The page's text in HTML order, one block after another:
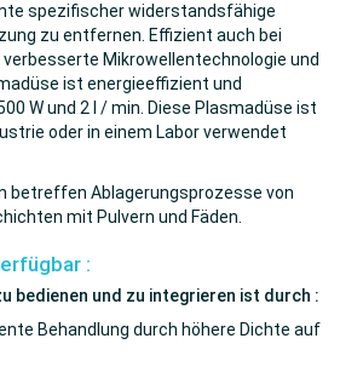
spezifischer widerstandsfähige
zu entfernen. Effizient auch bei
Mikrowellentechnologie und
ist energieeffizient und
W und 2 l / min. Diese Plasmadüse ist
oder in einem Labor verwendet
betreffen Ablagerungsprozesse von
mit Pulvern und Fäden.
:
bedienen und zu integrieren ist durch :
Behandlung durch höhere Dichte auf